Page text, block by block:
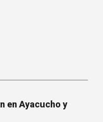
en Ayacucho y